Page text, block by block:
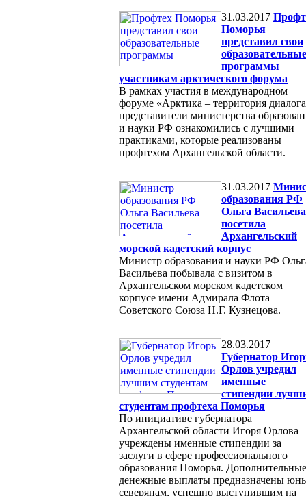
31.03.2017
Поморья
представил свои
образовательные
программы
участникам арктического форума
В рамках участия в международном
форуме «Арктика – территория
представители министерства
и науки РФ ознакомились с лучшими
практиками, которые реализованы
профтехом Архангельской области.
31.03.2017
образования РФ
Ольга Васильева
посетила
Архангельский
морской кадетский корпус
Министр образования и науки РФ
Васильева побывала с визитом в
Архангельском морском кадетском
корпусе имени Адмирала Флота
Советского Союза Н.Г. Кузнецова.
28.03.2017
Губернатор
Орлов учредил
именные
стипендии
студентам профтеха Поморья
По инициативе губернатора
Архангельской области Игоря Орлова
учреждены именные стипендии за
заслуги в сфере профессионального
образования Поморья. Дополнительные
денежные выплаты предназначены
северянам, успешно выступившим на